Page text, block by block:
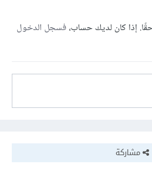
إذا كان لديك حساب،فسجل الدخول
مشاركة